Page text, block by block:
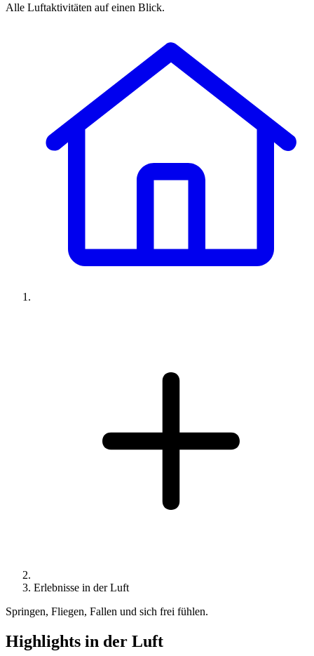
Alle Luftaktivitäten auf einen Blick.
Erlebnisse in der Luft
Springen, Fliegen, Fallen und sich frei fühlen.
Highlights in der Luft